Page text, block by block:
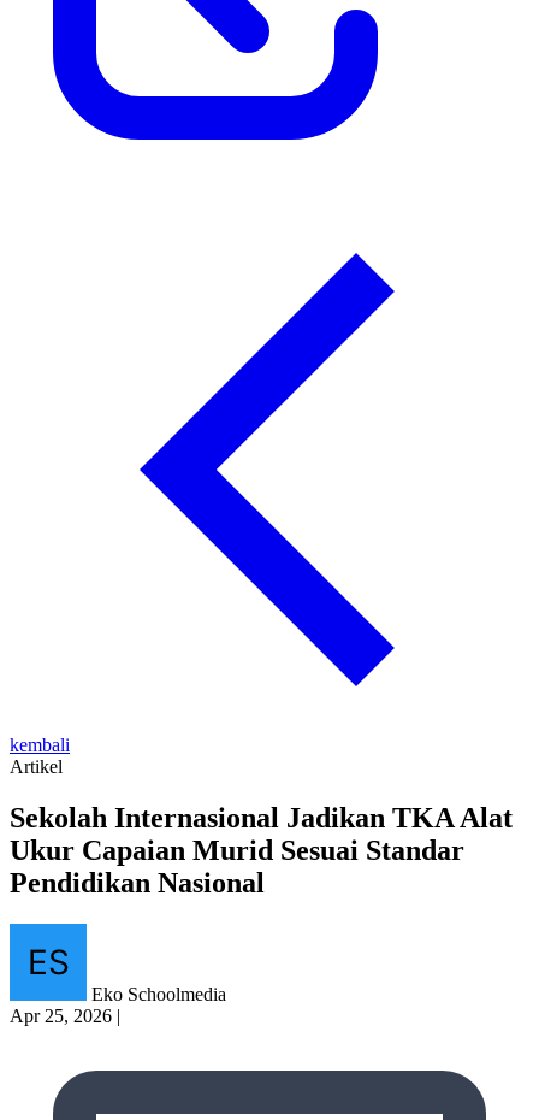
kembali
Artikel
Sekolah Internasional Jadikan TKA Alat
Ukur Capaian Murid Sesuai Standar
Pendidikan Nasional
Eko Schoolmedia
Apr 25, 2026 |